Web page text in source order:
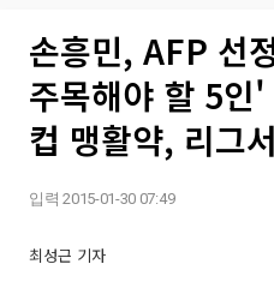
손흥민, AFP 선
주목해야 할 5
컵 맹활약, 리그
입력 2015-01-30 07:49
최성근 기자